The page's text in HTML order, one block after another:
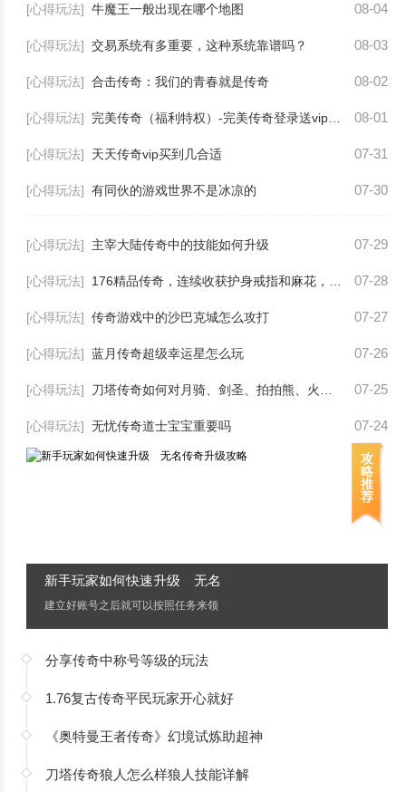
[心得玩法] 牛魔王一般出现在哪个地图 08-04
[心得玩法] 交易系统有多重要，这种系统靠谱吗？ 08-03
[心得玩法] 合击传奇：我们的青春就是传奇 08-02
[心得玩法] 完美传奇（福利特权）-完美传奇登录送vip3、元宝10万，绑银10万 08-01
[心得玩法] 天天传奇vip买到几合适 07-31
[心得玩法] 有同伙的游戏世界不是冰凉的 07-30
[心得玩法] 主宰大陆传奇中的技能如何升级 07-29
[心得玩法] 07-28
[心得玩法] 传奇游戏中的沙巴克城怎么攻打 07-27
[心得玩法] 蓝月传奇超级幸运星怎么玩 07-26
[心得玩法] 07-25
[心得玩法] 无忧传奇道士宝宝重要吗 07-24
攻
略
推
荐
新手玩家如何快速升级 无名
建立好账号之后就可以按照任务来领
分享传奇中称号等级的玩法
1.76复古传奇平民玩家开心就好
《奥特曼王者传奇》幻境试炼助超神
刀塔传奇狼人怎么样狼人技能详解